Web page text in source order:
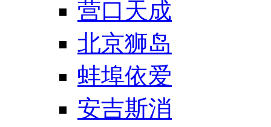
营口天成
北京狮岛
蚌埠依爱
安吉斯消